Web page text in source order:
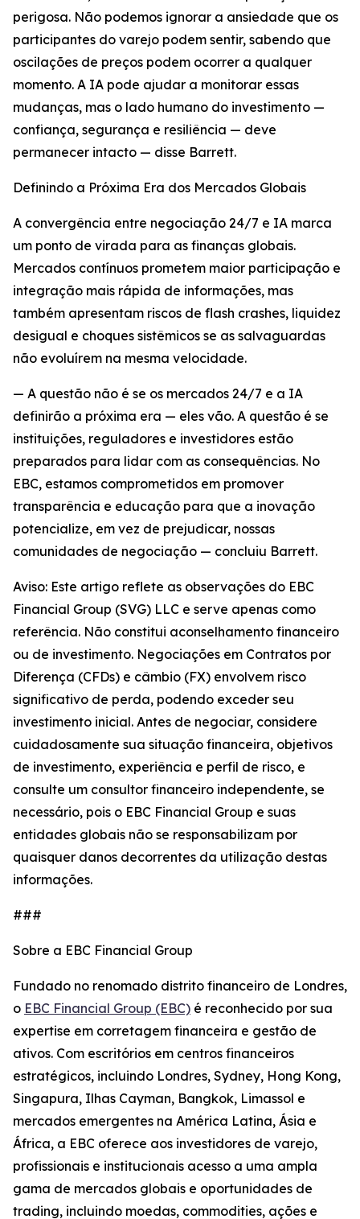
perigosa. Não podemos ignorar a ansiedade que os
participantes do varejo podem sentir, sabendo que
oscilações de preços podem ocorrer a qualquer
momento. A IA pode ajudar a monitorar essas
mudanças, mas o lado humano do investimento —
confiança, segurança e resiliência — deve
permanecer intacto — disse Barrett.
Definindo a Próxima Era dos Mercados Globais
A convergência entre negociação 24/7 e IA marca
um ponto de virada para as finanças globais.
Mercados contínuos prometem maior participação e
integração mais rápida de informações, mas
também apresentam riscos de flash crashes, liquidez
desigual e choques sistêmicos se as salvaguardas
não evoluírem na mesma velocidade.
— A questão não é se os mercados 24/7 e a IA
definirão a próxima era — eles vão. A questão é se
instituições, reguladores e investidores estão
preparados para lidar com as consequências. No
EBC, estamos comprometidos em promover
transparência e educação para que a inovação
potencialize, em vez de prejudicar, nossas
comunidades de negociação — concluiu Barrett.
Aviso: Este artigo reflete as observações do EBC
Financial Group (SVG) LLC e serve apenas como
referência. Não constitui aconselhamento financeiro
ou de investimento. Negociações em Contratos por
Diferença (CFDs) e câmbio (FX) envolvem risco
significativo de perda, podendo exceder seu
investimento inicial. Antes de negociar, considere
cuidadosamente sua situação financeira, objetivos
de investimento, experiência e perfil de risco, e
consulte um consultor financeiro independente, se
necessário, pois o EBC Financial Group e suas
entidades globais não se responsabilizam por
quaisquer danos decorrentes da utilização destas
informações.
###
Sobre a EBC Financial Group
Fundado no renomado distrito financeiro de Londres,
o EBC Financial Group (EBC) é reconhecido por sua
expertise em corretagem financeira e gestão de
ativos. Com escritórios em centros financeiros
estratégicos, incluindo Londres, Sydney, Hong Kong,
Singapura, Ilhas Cayman, Bangkok, Limassol e
mercados emergentes na América Latina, Ásia e
África, a EBC oferece aos investidores de varejo,
profissionais e institucionais acesso a uma ampla
gama de mercados globais e oportunidades de
trading, incluindo moedas, commodities, ações e